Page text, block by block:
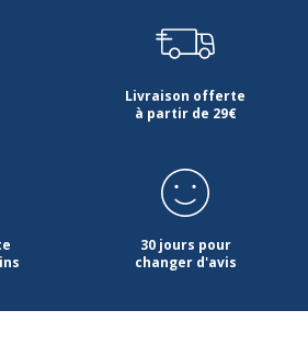
Livraison offerte
à partir de 29€
30 jours pour
changer d'avis